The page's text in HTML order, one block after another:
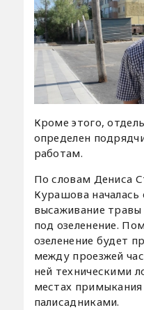
Кроме этого,
определен
работам.
По словам Дениса
Курашова началась
высаживание
под озеленение.
озеленение будет
между проезжей
ней техническими
местах
палисадниками.